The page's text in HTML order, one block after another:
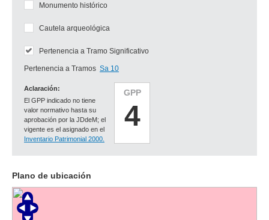
GPP
4
Aclaración:
El GPP indicado no tiene
valor normativo hasta su
aprobación por la JDdeM; el
vigente es el asignado en el
Inventario Patrimonial 2000.
Monumento histórico
Cautela arqueológica
Pertenencia a Tramo Significativo
Pertenencia a Tramos Sa 10
Plano de ubicación